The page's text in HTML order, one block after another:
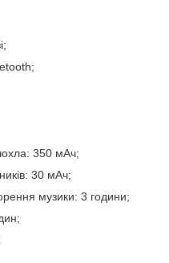
350 мАч;
30 мАч;
музики: 3 години;